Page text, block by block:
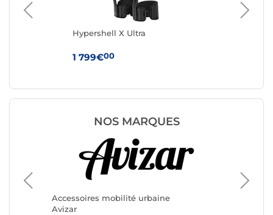
Hypershell X Ultra
1 799€00
NOS MARQUES
Accessoires mobilité urbaine
Avizar